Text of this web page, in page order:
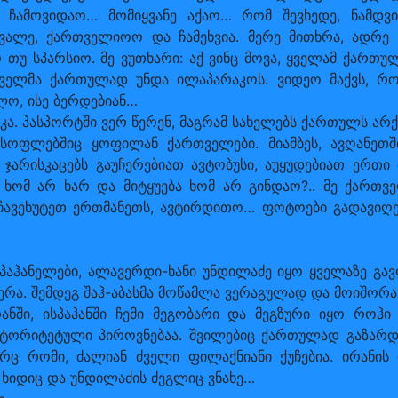
მომიყვანე აქაო… რომ შევხედე,
ქართველიოო და ჩამეხვია. მერე მითხრა,
სპარსიო. მე ვუთხარი: აქ ვინც მოვა, ყველამ
ქართულად უნდა ილაპარაკოს. ვიდეო მაქვს,
ისე ბერდებიან…
პასპორტში ვერ წერენ, მაგრამ სახელებს ქართულს
ყოფილან ქართველები. მიამბეს,
გაუჩერებიათ ავტობუსი, აუყუდებიათ ერთი
ხომ არ ხარ და მიტყუება ხომ არ გინდაო?.. მე
ერთმანეთს, ავტირდითო… ფოტოები
ალავერდი-ხანი უნდილაძე იყო ყველაზე
შემდეგ შაჰ-აბასმა მოწამლა ვერაგულად და
ისპაჰანში ჩემი მეგობარი და მეგზური იყო როჰი
პიროვნებაა. შვილებიც ქართულად
რომი, ძალიან ძველი ფილაქნიანი ქუჩებია. ირანის
და უნდილაძის ძეგლიც ვნახე…